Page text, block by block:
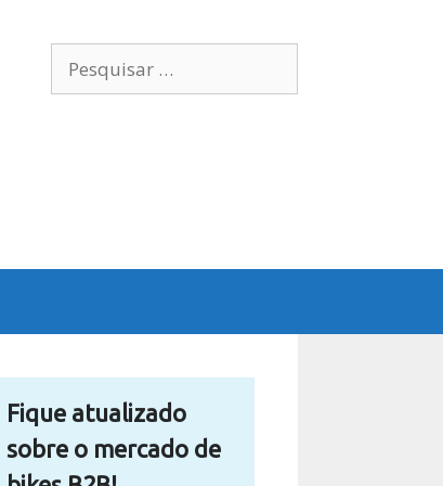
por:
Fique atualizado
sobre o mercado de